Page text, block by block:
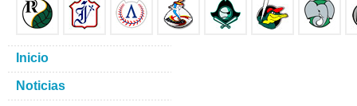
Inicio
Noticias